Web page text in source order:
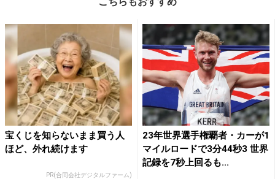
宝くじを知らないまま買う人
ほど、外れ続けます
PR(合同会社デジタルファーム)
23年世界選手権覇者・カーが1
マイルロードで3分44秒3 世界
記録を7秒上回るも...